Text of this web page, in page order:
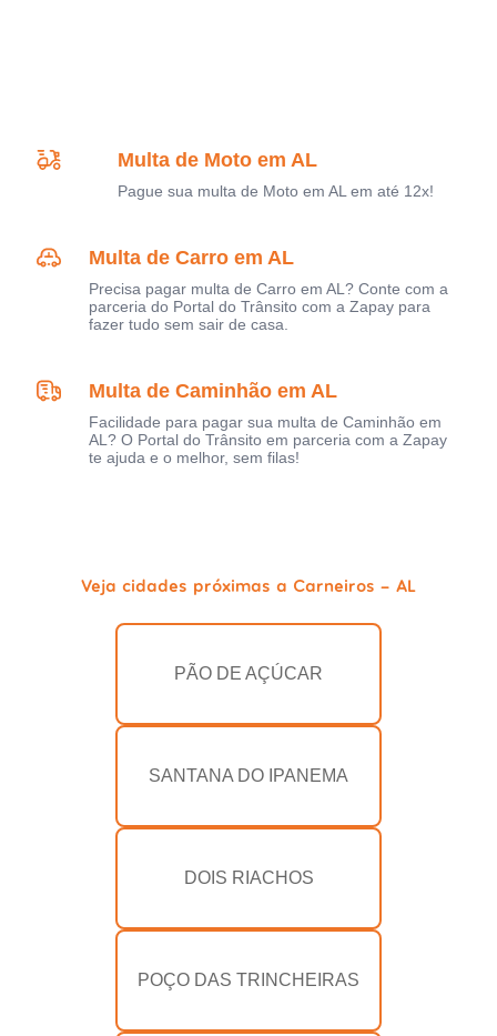
Multa de Moto em AL
Pague sua multa de Moto em AL em até 12x!
Multa de Carro em AL
Precisa pagar multa de Carro em AL? Conte com a
parceria do Portal do Trânsito com a Zapay para
fazer tudo sem sair de casa.
Multa de Caminhão em AL
Facilidade para pagar sua multa de Caminhão em
AL? O Portal do Trânsito em parceria com a Zapay
te ajuda e o melhor, sem filas!
Veja cidades próximas a Carneiros - AL
PÃO DE AÇÚCAR
SANTANA DO IPANEMA
DOIS RIACHOS
POÇO DAS TRINCHEIRAS